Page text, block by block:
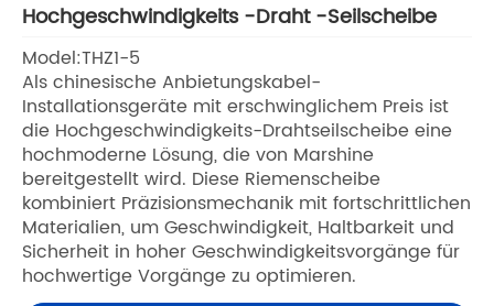
Hochgeschwindigkeits -Draht -Seilscheibe
Model:THZ1-5
Als chinesische Anbietungskabel-
Installationsgeräte mit erschwinglichem Preis ist
die Hochgeschwindigkeits-Drahtseilscheibe eine
hochmoderne Lösung, die von Marshine
bereitgestellt wird. Diese Riemenscheibe
kombiniert Präzisionsmechanik mit fortschrittlichen
Materialien, um Geschwindigkeit, Haltbarkeit und
Sicherheit in hoher Geschwindigkeitsvorgänge für
hochwertige Vorgänge zu optimieren.